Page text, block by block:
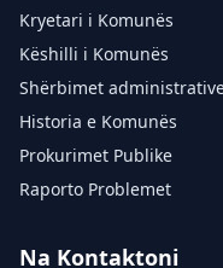
Kryetari i Komunës
Këshilli i Komunës
Shërbimet
Historia e Komunës
Prokurimet Publike
Raporto Problemet
Na Kontaktoni